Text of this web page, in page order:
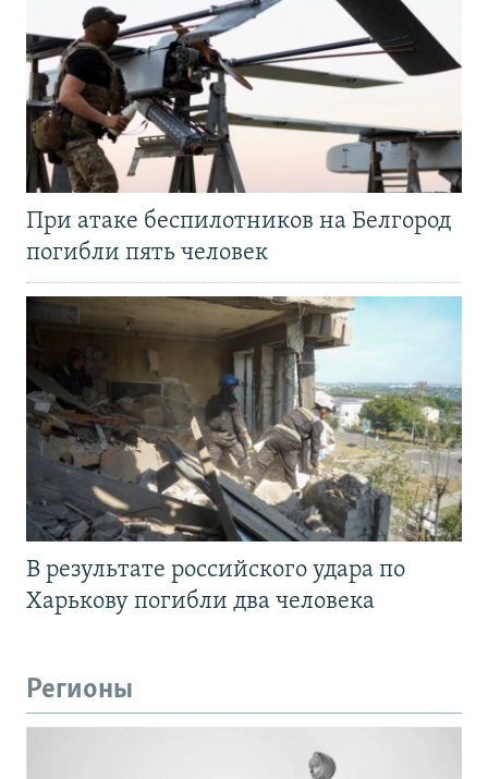
При атаке беспилотников на Белгород
погибли пять человек
В результате российского удара по
Харькову погибли два человека
Регионы